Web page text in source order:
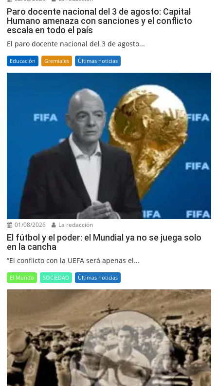
Paro docente nacional del 3 de agosto: Capital
Humano amenaza con sanciones y el conflicto
escala en todo el país
El paro docente nacional del 3 de agosto...
Educación Gremiales Últimas noticias
01/08/2026 La redacción
El fútbol y el poder: el Mundial ya no se juega solo
en la cancha
“El conflicto con la UEFA será apenas el...
El Mundo SOCIEDAD Últimas noticias